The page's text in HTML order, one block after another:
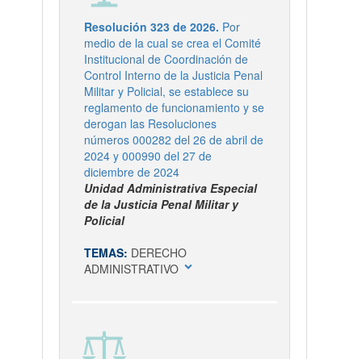
Resolución 323 de 2026. Por
medio de la cual se crea el Comité
Institucional de Coordinación de
Control Interno de la Justicia Penal
Militar y Policial, se establece su
reglamento de funcionamiento y se
derogan las Resoluciones
números 000282 del 26 de abril de
2024 y 000990 del 27 de
diciembre de 2024
Unidad Administrativa Especial
de la Justicia Penal Militar y
Policial
TEMAS: DERECHO
ADMINISTRATIVO expand_more